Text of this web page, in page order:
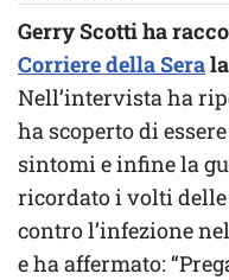
Gerry Scotti ha
Corriere della Sera
Nell’intervista ha
ha scoperto di
sintomi e infine la
ricordato i volti delle
contro l’infezione
e ha affermato: